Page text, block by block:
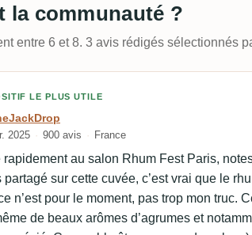
la communauté ?
entre 6 et 8. 3 avis rédigés sélectionnés
TheJackDrop
LE PLUS UTILE
2025 900 avis France
rapidement au salon Rhum Fest Paris,
partagé sur cette cuvée, c’est vrai que le
n’est pour le moment, pas trop mon truc.
de beaux arômes d’agrumes et